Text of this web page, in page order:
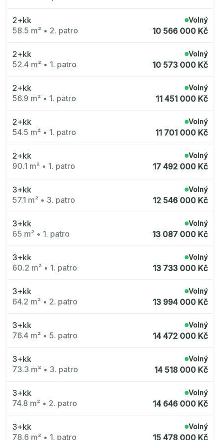
2+kk
58.5 m² • 2. patro
Volný
10 566 000 Kč
2+kk
52.4 m² • 1. patro
Volný
10 573 000 Kč
2+kk
56.9 m² • 1. patro
Volný
11 451 000 Kč
2+kk
54.5 m² • 1. patro
Volný
11 701 000 Kč
2+kk
90.1 m² • 1. patro
Volný
17 492 000 Kč
3+kk
57.1 m² • 3. patro
Volný
12 546 000 Kč
3+kk
65 m² • 1. patro
Volný
13 087 000 Kč
3+kk
60.2 m² • 1. patro
Volný
13 733 000 Kč
3+kk
64.2 m² • 2. patro
Volný
13 994 000 Kč
3+kk
76.4 m² • 5. patro
Volný
14 472 000 Kč
3+kk
73.3 m² • 3. patro
Volný
14 518 000 Kč
3+kk
74.8 m² • 2. patro
Volný
14 646 000 Kč
3+kk
78.6 m² • 1. patro
Volný
15 478 000 Kč
Nové byty 6+kk Královehradecký kraj
Developerské projekty
Rezidence Grafická
Lihovar Smíchov Jih
Jateční 35
Na Spojce 2
JITRO
Zenklova 81
Nová Písnice
Rezidence v Údolí
Semerínka
Hagibor Kappa
Aldrov Resort
Villa Chuchle
Nový byt 3+kk - VARTA
Žít Braník
RANTA Barrandov IV
Slavíkova 6
Radimský Mlýn
Polská 52
PORTTI Kladno II
Lihovar Smíchov Sever
Idylka Lochkov